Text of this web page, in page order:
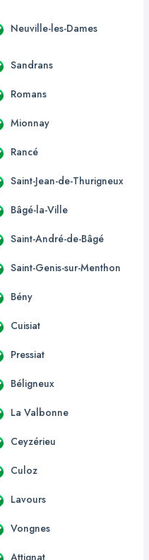
Neuville-les-Dames
Sandrans
Romans
Mionnay
Rancé
Saint-Jean-de-Thurigneux
Bâgé-la-Ville
Saint-André-de-Bâgé
Saint-Genis-sur-Menthon
Bény
Cuisiat
Pressiat
Béligneux
La Valbonne
Ceyzérieu
Culoz
Lavours
Vongnes
Attignat